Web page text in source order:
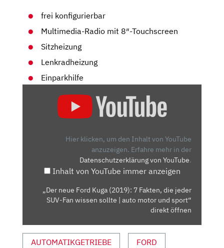
frei konfigurierbar
Multimedia-Radio mit 8″-Touchscreen
Sitzheizung
Lenkradheizung
Einparkhilfe
SOLLTE
Hier klicken, um den Inhalt von YouTube
anzuzeigen. Erfahre mehr in der
Datenschutzerklärung von YouTube.
Inhalt von YouTube immer anzeigen
„Der neue Ford Kuga (2019): 7 Fakten, die jeder
SUV-Fan wissen sollte | auto motor und sport“
direkt öffnen
AUTOMATIKGETRIEBE FORD